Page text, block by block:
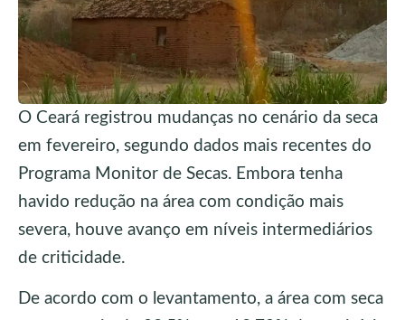
O Ceará registrou mudanças no cenário da seca
em fevereiro, segundo dados mais recentes do
Programa Monitor de Secas. Embora tenha
havido redução na área com condição mais
severa, houve avanço em níveis intermediários
de criticidade.
De acordo com o levantamento, a área com seca